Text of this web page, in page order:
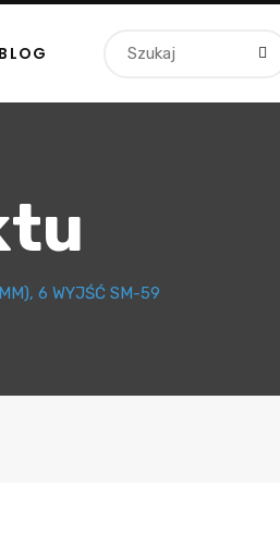
BLOG
6 WYJŚĆ SM-59